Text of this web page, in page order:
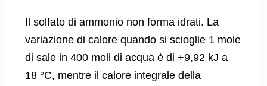
Il solfato di ammonio non forma idrati. La
variazione di calore quando si scioglie 1 mole
di sale in 400 moli di acqua è di +9,92 kJ a
18 °C, mentre il calore integrale della